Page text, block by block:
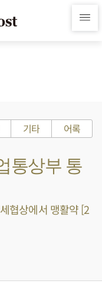
기타 어록
통상부 통
협상에서 맹활약 [2